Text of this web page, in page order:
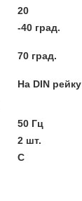
20
-40 град.
70 град.
На DIN рейку
50 Гц
2 шт.
C